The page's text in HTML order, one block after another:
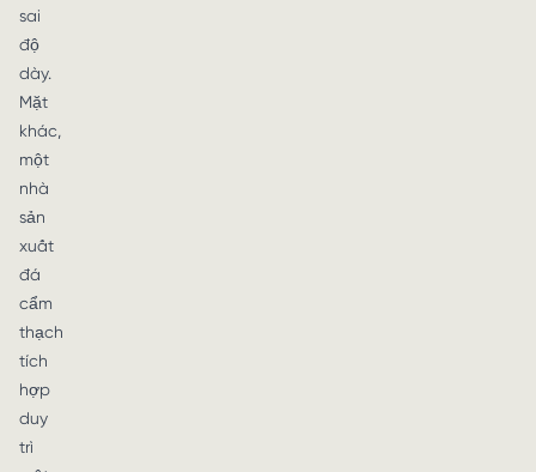
sai
độ
dày.
Mặt
khác,
một
nhà
sản
xuất
đá
cẩm
thạch
tích
hợp
duy
trì